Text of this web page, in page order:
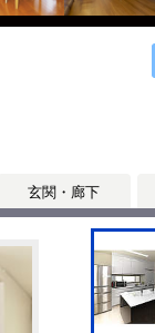
玄関・廊下